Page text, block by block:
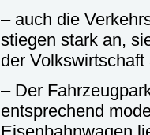
– auch die
stiegen stark an,
der Volkswirtschaft
– Der
entsprechend